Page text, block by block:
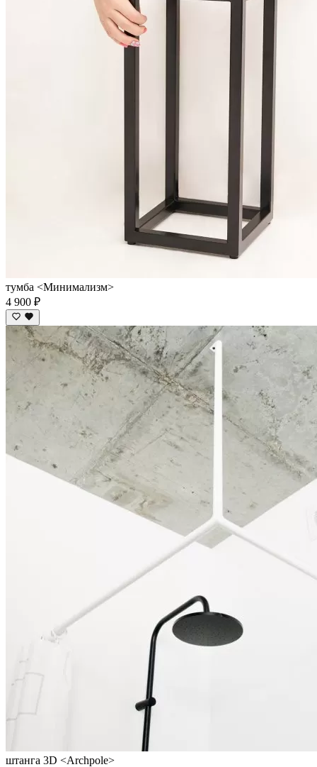
тумба <Минимализм>
4 900 ₽
штанга 3D <Archpole>